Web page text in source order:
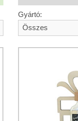
Gyártó:
Összes